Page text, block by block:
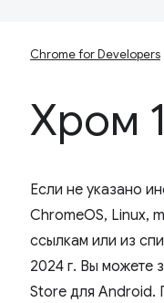
Chrome for Developers
Хром
Если не указано
ChromeOS, Linux,
ссылкам или из
2024 г. Вы можете
Store для Android.